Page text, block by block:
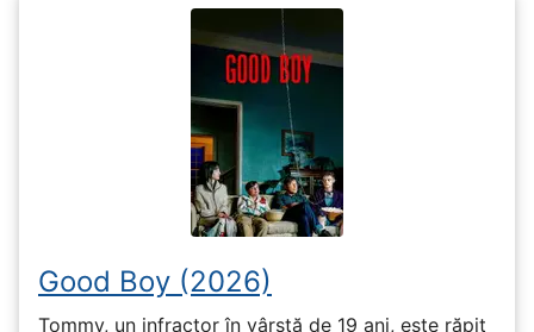
Good Boy (2026)
Tommy, un infractor în vârstă de 19 ani, este răpit